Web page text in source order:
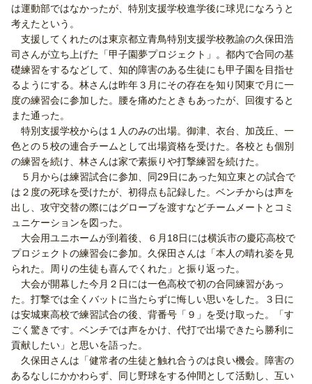
は運動部ではなかったが、特別支援学校進学後に球児になろうと
考えたという。
支援してくれたのは東京都立青鳥特別支援学校教諭の久保田浩
司さんが立ち上げた「甲子園夢プロジェクト」。都内で合同の基
礎練習をするなどして、知的障害のある生徒にも甲子園を目指せ
るようにする。林さんは昨年３月にその存在を知り関東で月に一
度の練習会に参加した。腰を痛めたときもあったが、回復すると
また通った。
特別支援学校からは１人のみの出場。御津、衣台、加茂丘、一
色との５校の連合チームとして出場資格を受けた。各校とも個別
の練習を続け、林さんは家で素振りや打撃練習を続けた。
５月からは練習試合に参加、同29日にあった知立東との試合で
は２度の死球を受けたが、初得点も記録した。ベンチからは声を
出し、攻守交替の際にはグローブを渡すなどチームメートとコミ
ュニケーションを図った。
大会用ユニホームが到着後、６月18日には横浜市の慶応高校で
プロジェクトの練習会に参加。久保田さんは「本人の晴れ姿を見
られた。周りの生徒も喜んでくれた」と振り返った。
大会が開幕した今月２日には一色高校で初の合同練習があっ
た。打撃では全くバットに当たらずに悔しい思いをした。３日に
は安城東高校で練習試合の後、背番号「９」を受け取った。「す
ごく驚きです。ベンチでは声をかけ、代打で出場できたら勝利に
貢献したい」と思いを語った。
久保田さんは「健常者の生徒と触れ合うのは良い機会。障害の
あるなしにかかわらず、同じ野球をする仲間として活動し、互い